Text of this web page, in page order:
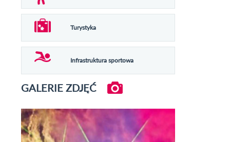
Turystyka
Infrastruktura sportowa
GALERIE ZDJĘĆ